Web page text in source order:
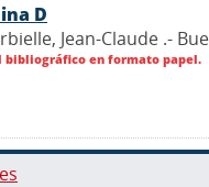
D
Jean-Claude .-
bibliográfico en formato papel.